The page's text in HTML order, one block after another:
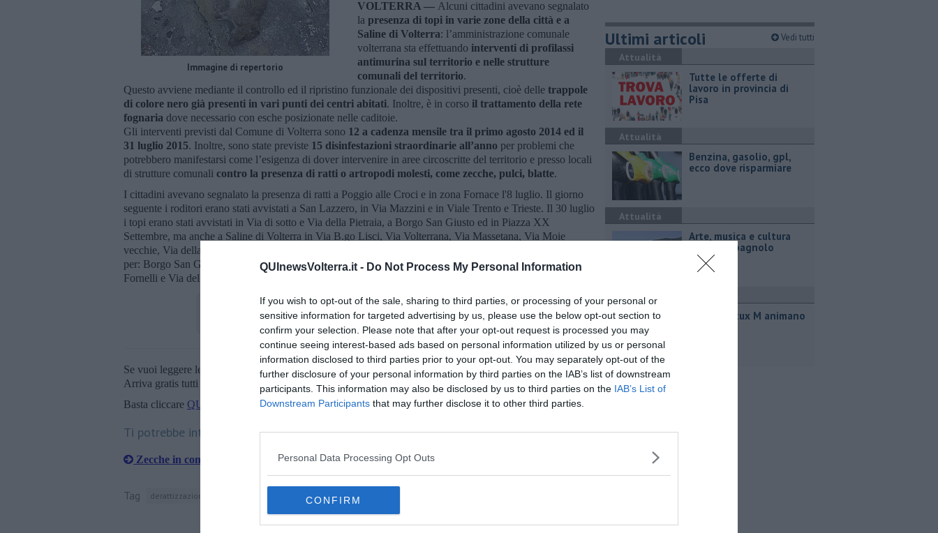
QUInewsVolterra.it - Do Not Process My Personal Information
If you wish to opt-out of the sale, sharing to third parties, or processing of your personal or
sensitive information for targeted advertising by us, please use the below opt-out section to
confirm your selection. Please note that after your opt-out request is processed you may
continue seeing interest-based ads based on personal information utilized by us or personal
information disclosed to third parties prior to your opt-out. You may separately opt-out of the
further disclosure of your personal information by third parties on the IAB’s list of downstream
participants. This information may also be disclosed by us to third parties on the IAB’s List of
Downstream Participants that may further disclose it to other third parties.
Personal Data Processing Opt Outs
CONFIRM
Immagine di repertorio
VOLTERRA — Alcuni cittadini avevano segnalato
la presenza di topi in varie zone della città e a
Saline di Volterra: l’amministrazione comunale
volterrana sta effettuando interventi di profilassi
antimurina sul territorio e nelle strutture
comunali del territorio.
Questo avviene mediante il controllo ed il ripristino funzionale dei dispositivi presenti, cioè delle trappole
di colore nero già presenti in vari punti dei centri abitati. Inoltre, è in corso il trattamento della rete
fognaria dove necessario con esche posizionate nelle caditoie.
Gli interventi previsti dal Comune di Volterra sono 12 a cadenza mensile tra il primo agosto 2014 ed il
31 luglio 2015. Inoltre, sono state previste 15 disinfestazioni straordinarie all’anno per problemi che
potrebbero manifestarsi come l’esigenza di dover intervenire in aree circoscritte del territorio e presso locali
di strutture comunali contro la presenza di ratti o artropodi molesti, come zecche, pulci, blatte.
I cittadini avevano segnalato la presenza di ratti a Poggio alle Croci e in zona Fornace l'8 luglio. Il giorno
seguente i roditori erano stati avvistati a San Lazzero, in Via Mazzini e in Viale Trento e Trieste. Il 30 luglio
i topi erano stati avvistati in Via di sotto e Via della Pietraia, a Borgo San Giusto ed in Piazza XX
Settembre, ma anche a Saline di Volterra in Via B.go Lisci, Via Volterrana, Via Massetana, Via Moie
vecchie, Via della Stazione, Via del Mulino e via Mazzolari. Nuove segnalazioni giungevano il 4 settembre
per: Borgo San Giusto, Piazzale XXV Aprile, Via del Partigiano, Via dei Lecceti, Via San Lino, Piazza dei
Fornelli e Via della Pietraia. Infine, il 15 settembre si segnalavano ratti nella zona Sant'Alessandro.
Se vuoi leggere le notizie principali della Toscana iscriviti alla
Newsletter QUInews - ToscanaMedia.
Arriva gratis tutti i giorni alle 20:00 direttamente nella tua casella di posta.
Basta cliccare QUI
Ti potrebbe interessare anche:
Zecche in commissariato
Tag derattizzazione artropodi roditore
Ultimi articoli Vedi tutti
Attualità
​Tutte le offerte di
lavoro in provincia di
Pisa
Attualità
​Benzina, gasolio, gpl,
ecco dove risparmiare
Attualità
Arte, musica e cultura
parlano spagnolo
Attualità
Rea e Martux M animano